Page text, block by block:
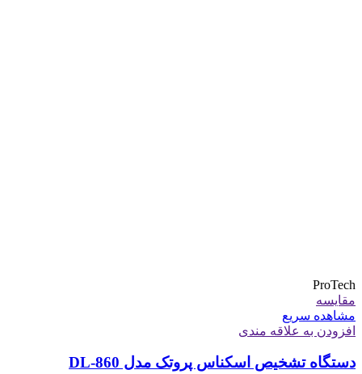
ProTech
مقایسه
مشاهده سریع
افزودن به علاقه مندی
دستگاه تشخیص اسکناس پروتک مدل DL-860